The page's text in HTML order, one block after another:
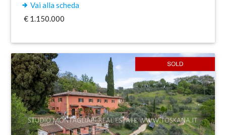
Vai alla scheda
€ 1.150.000